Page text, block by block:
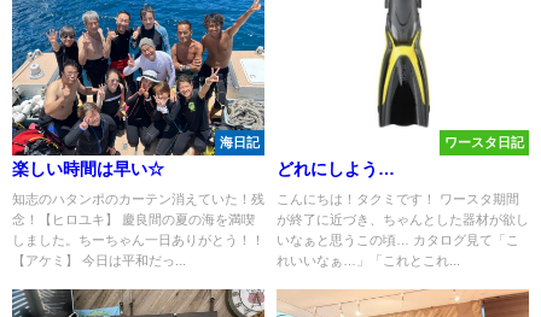
海日記
楽しい時間は早い☆
知志のハタンポのカーテン消えていた！残
念！【ヒロユキ】 慶良間の夏の海を満喫
しました。ちーちゃん一日ありがとう！！
【アケミ】 今日は平和だっ...
ワースタ日記
どれにしよう…
こんにちは！タクミです！ ワースタ期間
が終了に近づき、ちゃんとした器材が欲し
いなぁと思うこの頃… カタログ見て「こ
れいいなぁ…」「これとこれ...